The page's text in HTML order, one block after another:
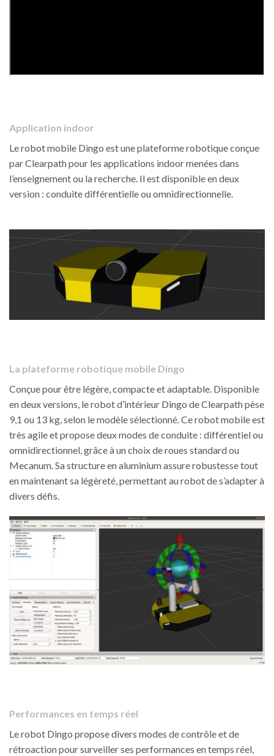
Application indoor
Le robot mobile Dingo est une plateforme robotique conçue
par Clearpath pour les applications indoor menées dans
l’enseignement ou la recherche. Il est disponible en deux
version : conduite différentielle ou omnidirectionnelle.
La plateforme robotique mobile Dingo
Conçue pour être légère, compacte et adaptable. Disponible
en deux versions, le robot d’intérieur Dingo de Clearpath pèse
9,1 ou 13 kg, selon le modèle sélectionné. Ce robot mobile est
très agile et propose deux modes de conduite : différentiel ou
omnidirectionnel, grâce à un choix de roues standard ou
Mecanum. Sa structure en aluminium assure robustesse tout
en maintenant sa légèreté, permettant au robot de s’adapter à
divers défis.
Performances en temps réel
Le robot Dingo propose divers modes de contrôle et de
rétroaction pour surveiller ses performances en temps réel,